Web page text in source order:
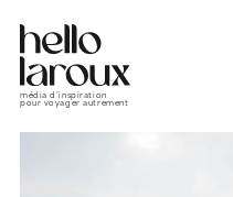
média d’inspiration
pour voyager autrement